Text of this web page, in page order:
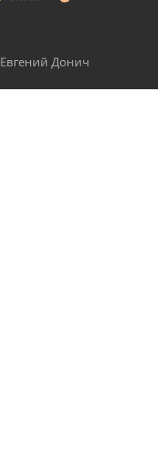
Евгений Донич